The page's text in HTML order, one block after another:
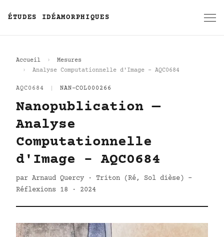
ÉTUDES IDÉAMORPHIQUES
Accueil
Mesures
Analyse Computationnelle d'Image - AQC0684
AQC0684 NAN-COL000266
Nanopublication —
Analyse
Computationnelle
d'Image - AQC0684
par Arnaud Quercy · Triton (Ré, Sol dièse) -
Réflexions 18 · 2024